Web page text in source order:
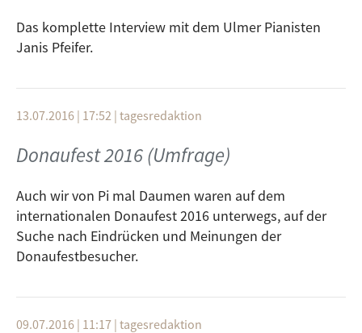
Das komplette Interview mit dem Ulmer Pianisten
Janis Pfeifer.
13.07.2016 | 17:52 | tagesredaktion
Donaufest 2016 (Umfrage)
Auch wir von Pi mal Daumen waren auf dem
internationalen Donaufest 2016 unterwegs, auf der
Suche nach Eindrücken und Meinungen der
Donaufestbesucher.
09.07.2016 | 11:17 | tagesredaktion